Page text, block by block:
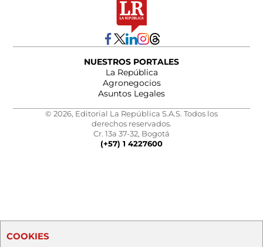
NUESTROS PORTALES
La República
Agronegocios
Asuntos Legales
© 2026, Editorial La República S.A.S. Todos los
derechos reservados.
Cr. 13a 37-32, Bogotá
(+57) 1 4227600
COOKIES